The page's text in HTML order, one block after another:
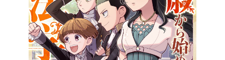
オーバーラップノベルス
オーバーラップノベルスf